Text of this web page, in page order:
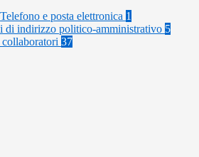
Telefono e posta elettronica 1
di indirizzo politico-amministrativo 5
37